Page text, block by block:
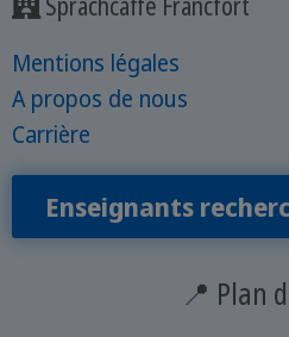
Mentions légales
A propos de nous
Carrière
Enseignants
📍 Plan